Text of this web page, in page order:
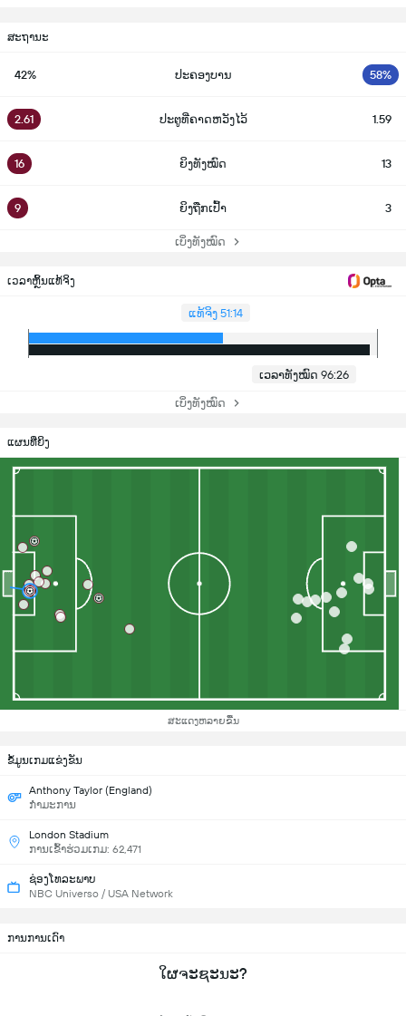
ສະຖານະ
42% ປະຄອງບານ 58%
2.61 ປະຕູທີ່ຄາດຫວັງໄວ້ 1.59
16 ຍິງທັງໝົດ 13
9 ຍິງຖືກເປົ້າ 3
ເບິ່ງທັງໝົດ
ເວລາຫຼິ້ນແທ້ຈິງ
ແທ້ຈິງ 51:14
ເວລາທັງໝົດ 96:26
ເບິ່ງທັງໝົດ
ແຜນທີ່ຍິງ
ສະແດງຫລາຍຂື້ນ
ຂ້ໍມູນເກມແຂ່ງຂັນ
Anthony Taylor (England)
ກຳມະການ
London Stadium
ການເຂົ້າຮ່ວມເກມ: 62,471
ຊ່ອງໂທລະພາບ
NBC Universo / USA Network
ການການເດົາ
ໃຜຈະຊະນະ?